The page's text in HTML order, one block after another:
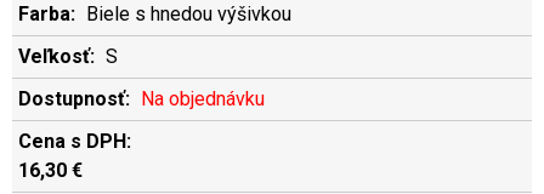
Biele s hnedou výšivkou
S
Na objednávku
16,30 €